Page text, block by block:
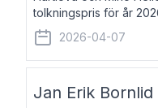
tolkningspris för år
kronor var. Dagmar
huvudsakligen från
2026-04-07
Jan Erik